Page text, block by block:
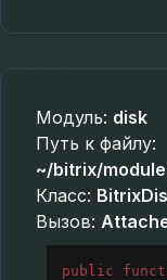
Модуль: disk
Путь к файлу:
~/bitrix/
Класс:
Вызов:
public